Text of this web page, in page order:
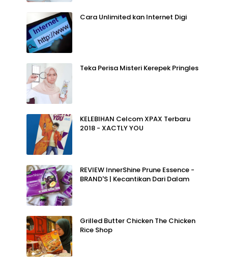
Cara Unlimited kan Internet Digi
Teka Perisa Misteri Kerepek Pringles
KELEBIHAN Celcom XPAX Terbaru
2018 - XACTLY YOU
REVIEW InnerShine Prune Essence -
BRAND'S | Kecantikan Dari Dalam
Grilled Butter Chicken The Chicken
Rice Shop